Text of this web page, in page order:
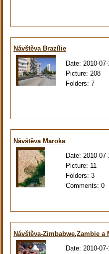
Návštěva Brazílie
Date: 2010-
Picture: 208
Folders: 7
Návštěva Maroka
Date: 2010-
Picture: 11
Folders: 3
Comments: 0
Návštěva-Zimbabwe,Zambie a
Date: 2010-